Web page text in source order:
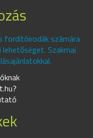
fordítóirodák számára
Szakmai